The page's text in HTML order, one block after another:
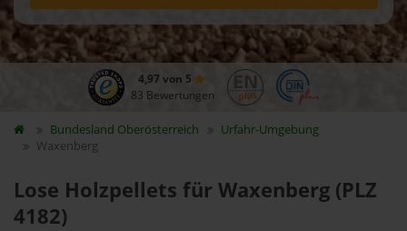
4,97 von 5
83 Bewertungen
Bundesland Oberösterreich
Urfahr-Umgebung
Waxenberg
Lose Holzpellets für Waxenberg (PLZ
4182)